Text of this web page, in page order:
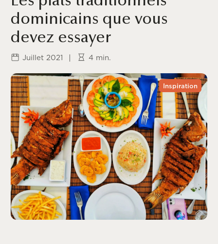
dominicains que vous
devez essayer
Juillet 2021 | 4 min.
Inspiration